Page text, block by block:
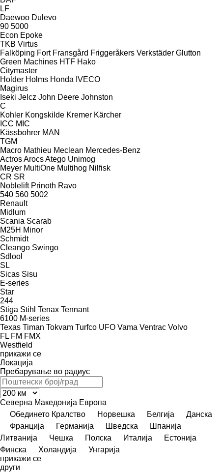
LF
Daewoo Dulevo
90 5000
Econ Epoke
TKB Virtus
Falköping Fort Fransgård Friggeråkers Verkstäder Glutton
Green Machines HTF Hako
Citymaster
Holder Holms Honda IVECO
Magirus
Iseki Jelcz John Deere Johnston
C
Kohler Kongskilde Kremer Kärcher
ICC MIC
Kässbohrer MAN
TGM
Macro Mathieu Meclean Mercedes-Benz
ActrosArocsAtego Unimog
Meyer MultiOne Multihog Nilfisk
CR SR
Noblelift Prinoth Ravo
540 560 5002
Renault
Midlum
Scania Scarab
M25H Minor
Schmidt
Cleango Swingo
Sdlool
SL
Sicas Sisu
E-series
Star
244
Stiga Stihl Tenax Tennant
6100 M-series
Texas Timan Tokvam Turfco UFO Vama Ventrac Volvo
FL FM FMX
Westfield
прикажи се
Локација
Пребарување во радиус
Северна Македонија Европа
Обединето Кралство
Норвешка Белгија
Данска
Франција
Германија Шведска
Шпанија
Литванија
Чешка Полска Италија
Естонија
Финска
Холандија
Унгарија
прикажи се
други